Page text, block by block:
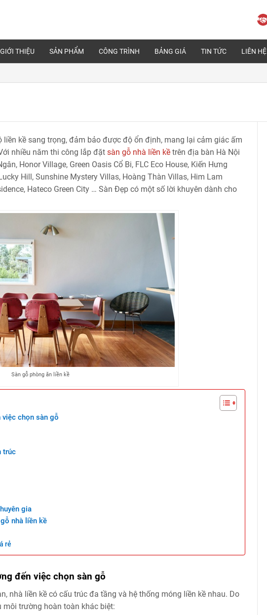
GIỚI THIỆU SẢN PHẨM CÔNG TRÌNH BẢNG GIÁ TIN TỨC LIÊN HỆ
kề sang trọng, đảm bảo được độ ổn định, mang lại cảm giác ấm
nhiều năm thi công lắp đặt sàn gỗ nhà liền kề trên địa bàn Hà Nội
Honor Village, Green Oasis Cổ Bi, FLC Eco House, Kiến Hưng
Hill, Sunshine Mystery Villas, Hoàng Thàn Villas, Him Lam
Hateco Green City … Sàn Đẹp có một số lời khuyên dành cho
Sàn gỗ phòng ăn liền kề
chọn sàn gỗ
trúc
gia
nhà liền kề
rẻ
đến việc chọn sàn gỗ
nhà liền kề có cấu trúc đa tầng và hệ thống móng liền kề nhau. Do
trường hoàn toàn khác biệt: